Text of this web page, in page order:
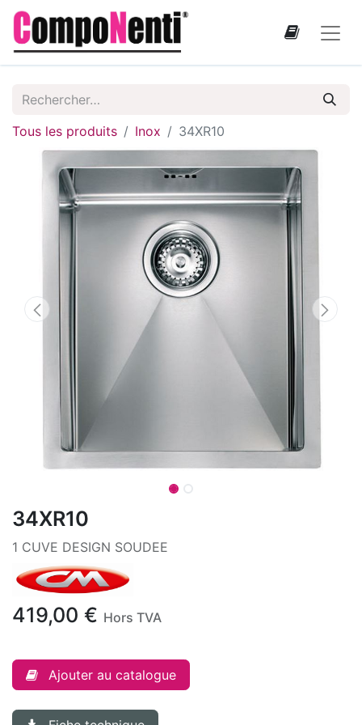
Tous les produits Inox 34XR10
34XR10
1 CUVE DESIGN SOUDEE
419,00 € Hors TVA
Ajouter au catalogue